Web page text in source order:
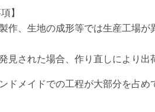
】
作、生地の成形等では生産工場
見された場合、作り直しにより出
ドメイドでの工程が大部分を占